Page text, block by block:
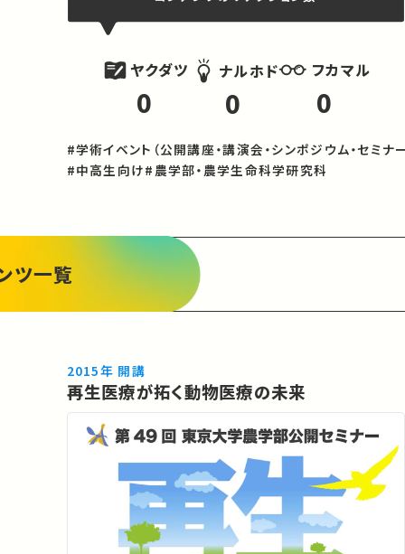
ヤクダツ
0
ナルホド
0
フカマル
0
#学術イベント（公開講座・講演会・シンポジウム・セミナ
#中高生向け#農学部・農学生命科学研究科
ツ一覧
2015年 開講
再生医療が拓く動物医療の未来